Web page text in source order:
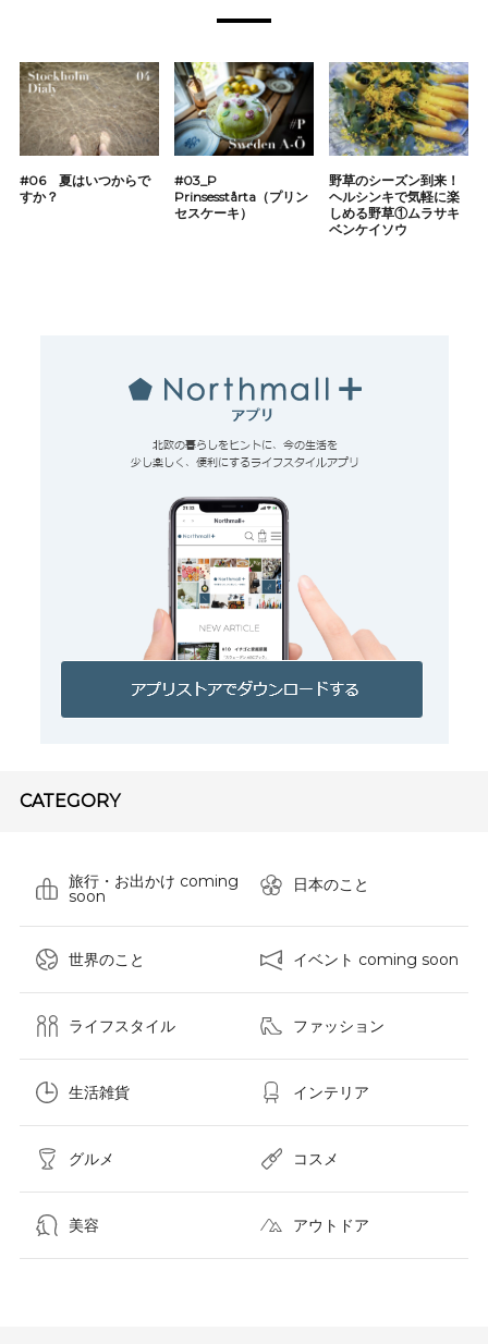
#06 夏はいつからで
すか？
#03_P
Prinsesstårta（プリン
セスケーキ）
野草のシーズン到来！
ヘルシンキで気軽に楽
しめる野草①ムラサキ
ベンケイソウ
CATEGORY
旅行・お出かけ coming
soon
日本のこと
世界のこと イベント coming soon
ライフスタイル ファッション
生活雑貨 インテリア
グルメ コスメ​
美容 アウトドア